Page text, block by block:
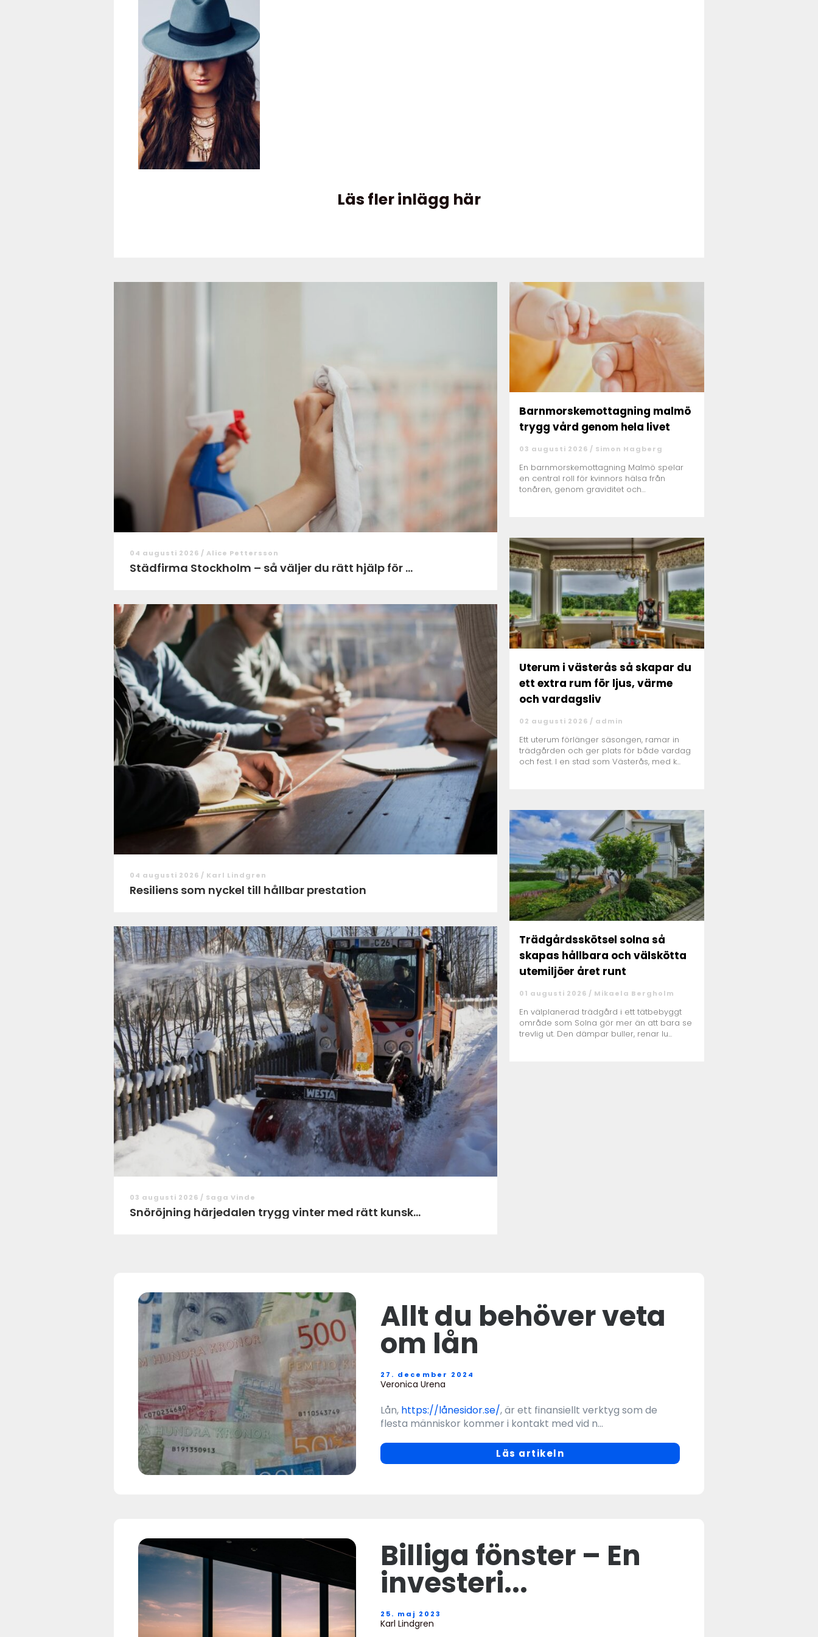
Läs fler inlägg här
04 augusti 2026 / Alice Pettersson
Städfirma Stockholm – så väljer du rätt hjälp för ...
04 augusti 2026 / Karl Lindgren
Resiliens som nyckel till hållbar prestation
03 augusti 2026 / Saga Vinde
Snöröjning härjedalen trygg vinter med rätt kunsk...
Barnmorskemottagning malmö
trygg vård genom hela livet
03 augusti 2026 / Simon Hagberg
En barnmorskemottagning Malmö spelar
en central roll för kvinnors hälsa från
tonåren, genom graviditet och
Uterum i västerås så skapar du
ett extra rum för ljus, värme
och vardagsliv
02 augusti 2026 / admin
Ett uterum förlänger säsongen, ramar in
trädgården och ger plats för både vardag
och fest. I en stad som Västerås, med k...
Trädgårdsskötsel solna så
skapas hållbara och välskötta
utemiljöer året runt
01 augusti 2026 / Mikaela Bergholm
En välplanerad trädgård i ett tätbebyggt
område som Solna gör mer än att bara se
trevlig ut. Den dämpar buller, renar lu...
Allt du behöver veta
om lån
27. december 2024
Veronica Urena
Lån, https://lånesidor.se/, är ett finansiellt verktyg som de
flesta människor kommer i kontakt med vid n...
Läs artikeln
Billiga fönster – En
investeri...
25. maj 2023
Karl Lindgren